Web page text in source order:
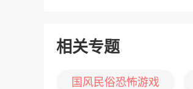
相关专题
国风民俗恐怖游戏